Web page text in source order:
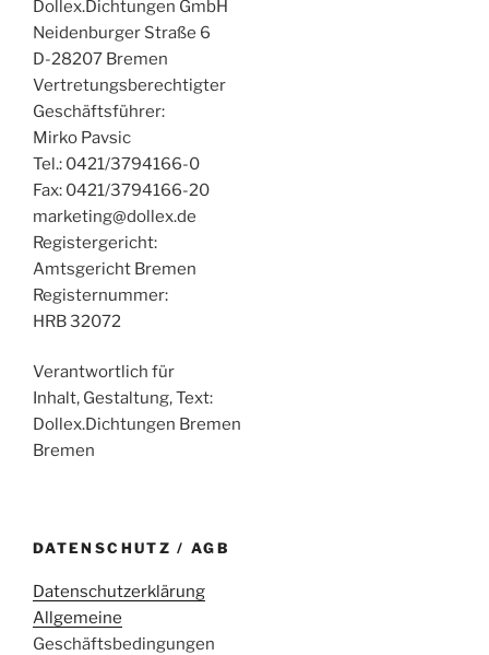
Dollex.Dichtungen GmbH
Neidenburger Straße 6
D-28207 Bremen
Vertretungsberechtigter
Geschäftsführer:
Mirko Pavsic
Tel.: 0421/3794166-0
Fax: 0421/3794166-20
marketing@dollex.de
Registergericht:
Amtsgericht Bremen
Registernummer:
HRB 32072
Verantwortlich für
Inhalt, Gestaltung, Text:
Dollex.Dichtungen Bremen
Bremen
DATENSCHUTZ / AGB
Datenschutzerklärung
Allgemeine
Geschäftsbedingungen